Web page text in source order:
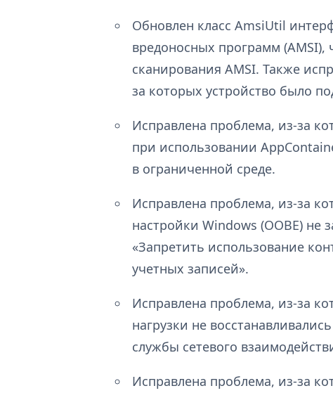
Обновлен класс AmsiUtil
вредоносных программ
сканирования AMSI. Также
за которых устройство было
Исправлена проблема, из-за
при использовании
в ограниченной среде.
Исправлена проблема, из-за
настройки Windows (OOBE)
«Запретить использование
учетных записей».
Исправлена проблема, из-за
нагрузки не
службы сетевого
Исправлена проблема, из-за